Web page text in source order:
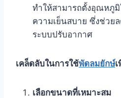
ทำให้สามารถตั้งอุณหภูมิ
ความเย็นสบาย ซึ่งช่วย
ระบบปรับอากาศ
เคล็ดลับในการใช้พัดลมยักษ์
เลือกขนาดที่เหมาะสม